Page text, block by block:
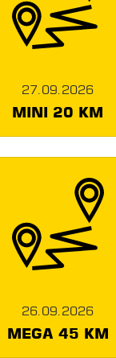
27.09.2026
MINI 20 KM
26.09.2026
MEGA 45 KM